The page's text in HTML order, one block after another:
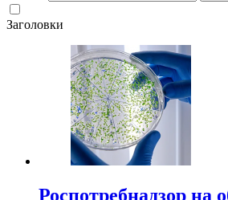
Заголовки
Роспотребнадзор на